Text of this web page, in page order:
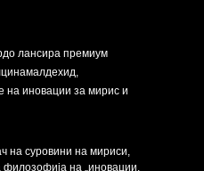
лансира премиум
на иновации за мирис и
на суровини на мириси,
на „иновации,